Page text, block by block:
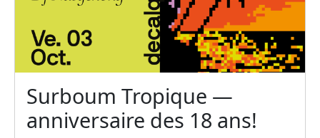
Surboum Tropique —
anniversaire des 18 ans!